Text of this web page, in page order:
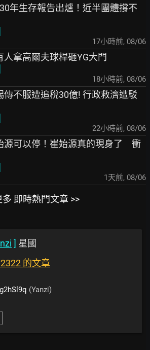
年生存報告出爐！近半團體撐不
17小時前, 08/06
人拿高爾夫球桿砸YG大門
18小時前, 08/06
傳不服遭追稅30億! 行政救濟遭駁
22小時前, 08/06
源可以停！崔始源真的現身了 衝
1天前, 08/06
多 即時熱門文章 >>
] 星國
的文章
(Yanzi)